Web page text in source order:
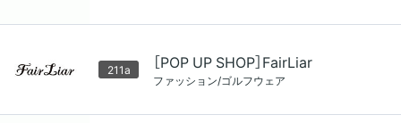
211a ［POP UP SHOP］FairLiar
ファッション/ゴルフウェア